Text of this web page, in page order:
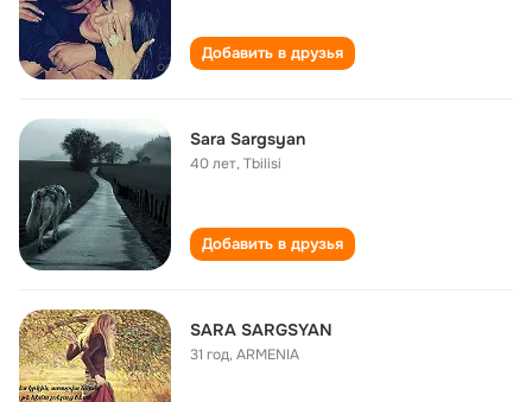
Добавить в друзья
Sara Sargsyan
40 лет,Tbilisi
Добавить в друзья
SARA SARGSYAN
31 год,ARMENIA